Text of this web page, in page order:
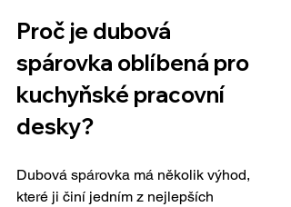
Proč je dubová
spárovka oblíbená pro
kuchyňské pracovní
desky?
Dubová spárovka má několik výhod,
které ji činí jedním z nejlepších